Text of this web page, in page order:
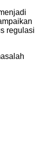
regulasi